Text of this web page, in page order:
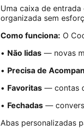
Uma caixa de
organizada sem
Como funciona: O
• Não lidas — novas
• Precisa de
• Favoritas — contas
• Fechadas —
Abas personalizadas